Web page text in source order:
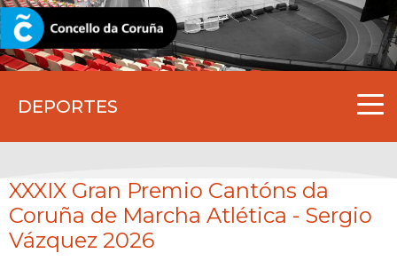
DEPORTES
CORUNA.GAL
XXXIX Gran Premio Cantóns da
Coruña de Marcha Atlética - Sergio
Vázquez 2026